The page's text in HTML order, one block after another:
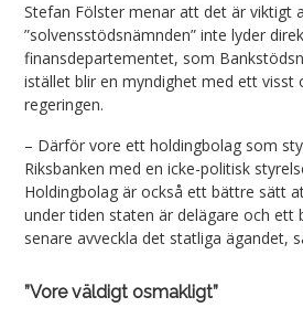
Stefan Fölster menar att det är viktigt
”solvensstödsnämnden” inte lyder
finansdepartementet, som
istället blir en myndighet med ett visst
regeringen.
– Därför vore ett holdingbolag som
Riksbanken med en icke-politisk
Holdingbolag är också ett bättre sätt
under tiden staten är delägare och
senare avveckla det statliga ägandet,
”Vore väldigt osmakligt”